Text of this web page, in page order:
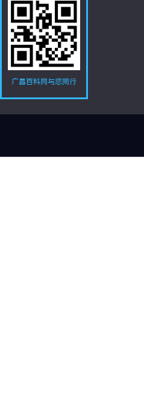
广昌百科网与您同行